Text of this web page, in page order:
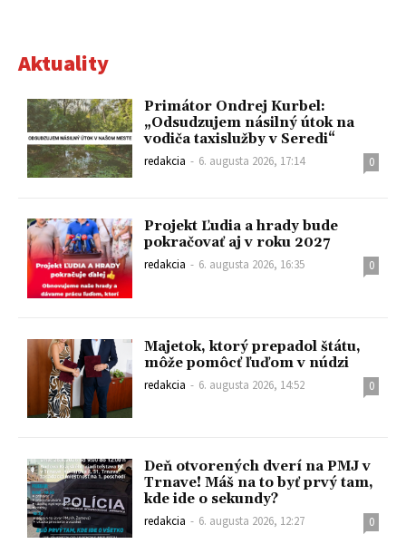
Aktuality
Primátor Ondrej Kurbel:
„Odsudzujem násilný útok na
vodiča taxislužby v Seredi“
redakcia - 6. augusta 2026, 17:14 0
Projekt Ľudia a hrady bude
pokračovať aj v roku 2027
redakcia - 6. augusta 2026, 16:35 0
Majetok, ktorý prepadol štátu,
môže pomôcť ľuďom v núdzi
redakcia - 6. augusta 2026, 14:52 0
Deň otvorených dverí na PMJ v
Trnave! Máš na to byť prvý tam,
kde ide o sekundy?
redakcia - 6. augusta 2026, 12:27 0